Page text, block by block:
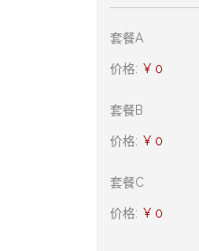
套餐A
价格: ¥ 0
套餐B
价格: ¥ 0
套餐C
价格: ¥ 0